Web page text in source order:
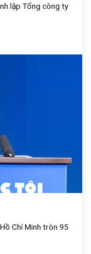
lập Tổng công ty
Chí Minh tròn 95